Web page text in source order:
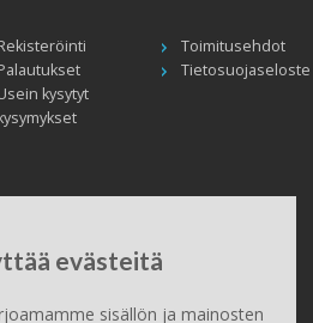
evästeitä
sisällön ja mainosten
Toimitusehdot
Tietosuojaseloste
kysytyt